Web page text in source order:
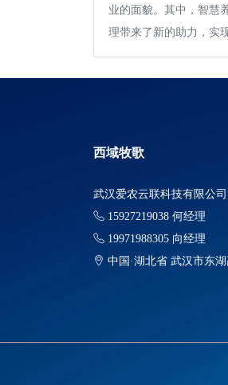
业的面貌。其中，智慧
理带来了新的助力，实
西域牧歌
武汉爱农云联科技有限公司
15927219038 何经理
19971988305 向经理
中国·湖北省 武汉市东